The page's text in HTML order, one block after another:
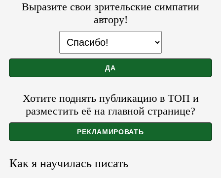
Выразите свои зрительские симпатии
автору!
Хотите поднять публикацию в ТОП и
разместить её на главной странице?
Как я научилась писать